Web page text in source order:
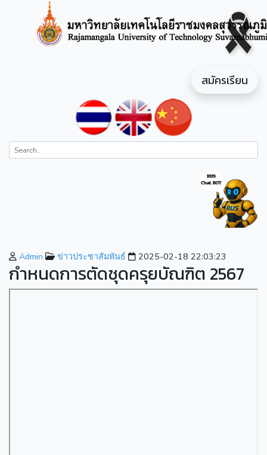
สมัครเรียน
Admin ข่าวประชาสัมพันธ์ 2025-02-18 22:03:23
กำหนดการตัดชุดครุยบัณฑิต 2567